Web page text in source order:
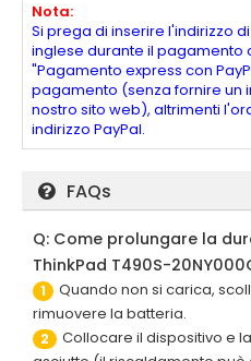
Nota:
Si prega di inserire l'indirizzo
inglese durante il pagamento
"Pagamento express con
pagamento (senza fornire un
nostro sito web), altrimenti
indirizzo PayPal.
FAQs
Q: Come prolungare la
ThinkPad T490S-
1
Quando non si carica,
rimuovere la batteria.
2
Collocare il dispositivo e